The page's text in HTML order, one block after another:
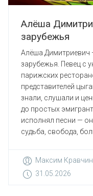
Алёша
зарубежья
Алёша Димитриевич
зарубежья. Певец с
парижских
представителей
знали, слушали и
до простых
исполнял песни —
судьба, свобода,
Максим
31.05.2026